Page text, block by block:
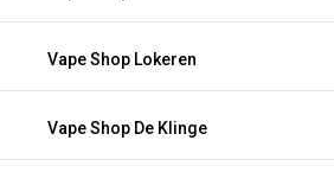
Vape Shop Lokeren
Vape Shop De Klinge